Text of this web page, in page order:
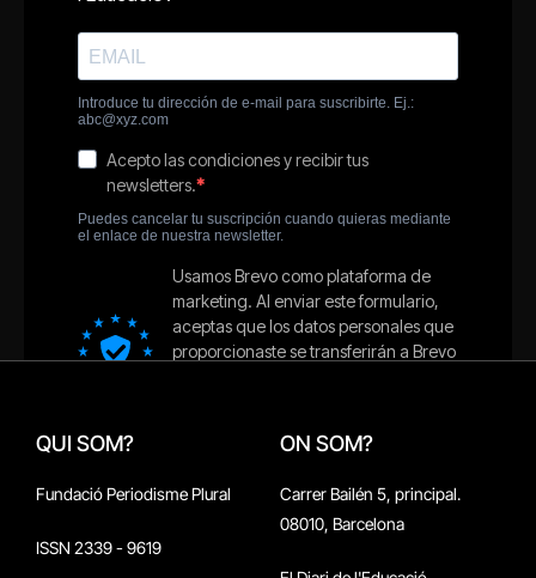
QUI SOM?
Fundació Periodisme Plural
ISSN 2339 - 9619
ON SOM?
Carrer Bailén 5, principal.
08010, Barcelona